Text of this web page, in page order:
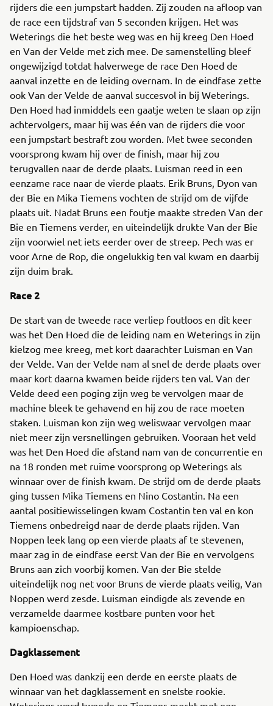
rijders die een jumpstart hadden. Zij zouden na afloop van
de race een tijdstraf van 5 seconden krijgen. Het was
Weterings die het beste weg was en hij kreeg Den Hoed
en Van der Velde met zich mee. De samenstelling bleef
ongewijzigd totdat halverwege de race Den Hoed de
aanval inzette en de leiding overnam. In de eindfase zette
ook Van der Velde de aanval succesvol in bij Weterings.
Den Hoed had inmiddels een gaatje weten te slaan op zijn
achtervolgers, maar hij was één van de rijders die voor
een jumpstart bestraft zou worden. Met twee seconden
voorsprong kwam hij over de finish, maar hij zou
terugvallen naar de derde plaats. Luisman reed in een
eenzame race naar de vierde plaats. Erik Bruns, Dyon van
der Bie en Mika Tiemens vochten de strijd om de vijfde
plaats uit. Nadat Bruns een foutje maakte streden Van der
Bie en Tiemens verder, en uiteindelijk drukte Van der Bie
zijn voorwiel net iets eerder over de streep. Pech was er
voor Arne de Rop, die ongelukkig ten val kwam en daarbij
zijn duim brak.
Race 2
De start van de tweede race verliep foutloos en dit keer
was het Den Hoed die de leiding nam en Weterings in zijn
kielzog mee kreeg, met kort daarachter Luisman en Van
der Velde. Van der Velde nam al snel de derde plaats over
maar kort daarna kwamen beide rijders ten val. Van der
Velde deed een poging zijn weg te vervolgen maar de
machine bleek te gehavend en hij zou de race moeten
staken. Luisman kon zijn weg weliswaar vervolgen maar
niet meer zijn versnellingen gebruiken. Vooraan het veld
was het Den Hoed die afstand nam van de concurrentie en
na 18 ronden met ruime voorsprong op Weterings als
winnaar over de finish kwam. De strijd om de derde plaats
ging tussen Mika Tiemens en Nino Costantin. Na een
aantal positiewisselingen kwam Costantin ten val en kon
Tiemens onbedreigd naar de derde plaats rijden. Van
Noppen leek lang op een vierde plaats af te stevenen,
maar zag in de eindfase eerst Van der Bie en vervolgens
Bruns aan zich voorbij komen. Van der Bie stelde
uiteindelijk nog net voor Bruns de vierde plaats veilig, Van
Noppen werd zesde. Luisman eindigde als zevende en
verzamelde daarmee kostbare punten voor het
kampioenschap.
Dagklassement
Den Hoed was dankzij een derde en eerste plaats de
winnaar van het dagklassement en snelste rookie.